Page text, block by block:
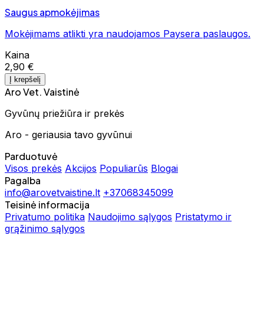
Saugus apmokėjimas
Mokėjimams atlikti yra naudojamos Paysera paslaugos.
Kaina
2,90 €
Į krepšelį
Aro Vet. Vaistinė
Gyvūnų priežiūra ir prekės
Aro - geriausia tavo gyvūnui
Parduotuvė
Visos prekės Akcijos Populiarūs Blogai
Pagalba
info@arovetvaistine.lt +37068345099
Teisinė informacija
Privatumo politika Naudojimo sąlygos Pristatymo ir
grąžinimo sąlygos